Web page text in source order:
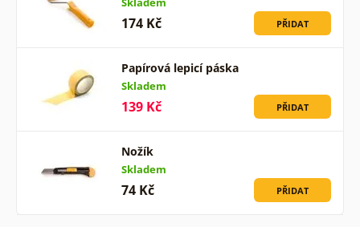
174 Kč PŘIDAT
Papírová lepicí páska
Skladem
139 Kč PŘIDAT
Nožík
Skladem
74 Kč PŘIDAT